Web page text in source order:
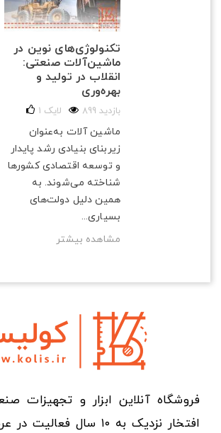
تکنولوژی‌های نوین در
ماشین‌آلات صنعتی:
انقلاب در تولید و
بهره‌وری
899 بازدید 1 لایک
ماشین آلات به‌عنوان
زیربنای بنیادی رشد پایدار
و توسعه اقتصادی کشورها
شناخته می‌شوند. به
همین دلیل دولت‌های
بسیاری...
مشاهده بیشتر
فروشگاه آنلاین ابزار و تجهیزات
افتخار نزدیک به ۱۰ سال